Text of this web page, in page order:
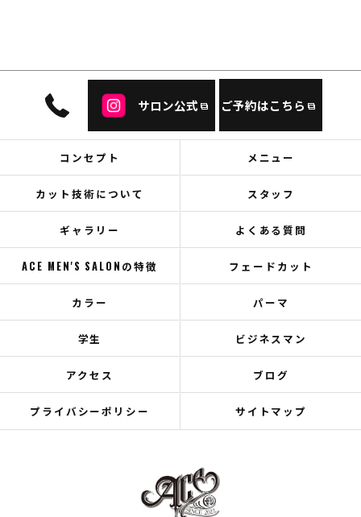
サロン公式 ご予約はこちら
コンセプト メニュー
カット技術について スタッフ
ギャラリー よくある質問
ACE MEN'S SALONの特徴 フェードカット
カラー パーマ
学生 ビジネスマン
アクセス ブログ
プライバシーポリシー サイトマップ